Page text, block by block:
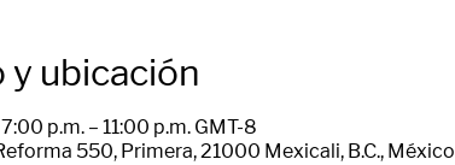
y ubicación
p.m. – 11:00 p.m. GMT-8
550, Primera, 21000 Mexicali, B.C., México